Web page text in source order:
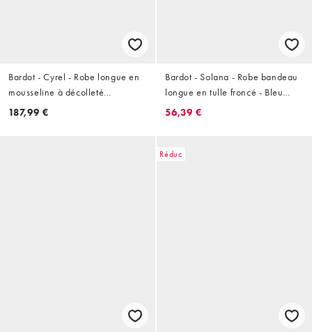
Bardot - Cyrel - Robe longue en
mousseline à décolleté
plongeant avec découpes et dos
187,99 €
Bardot - Solana - Robe bandeau
longue en tulle froncé - Bleu
fleuri
56,39 €
Réduc